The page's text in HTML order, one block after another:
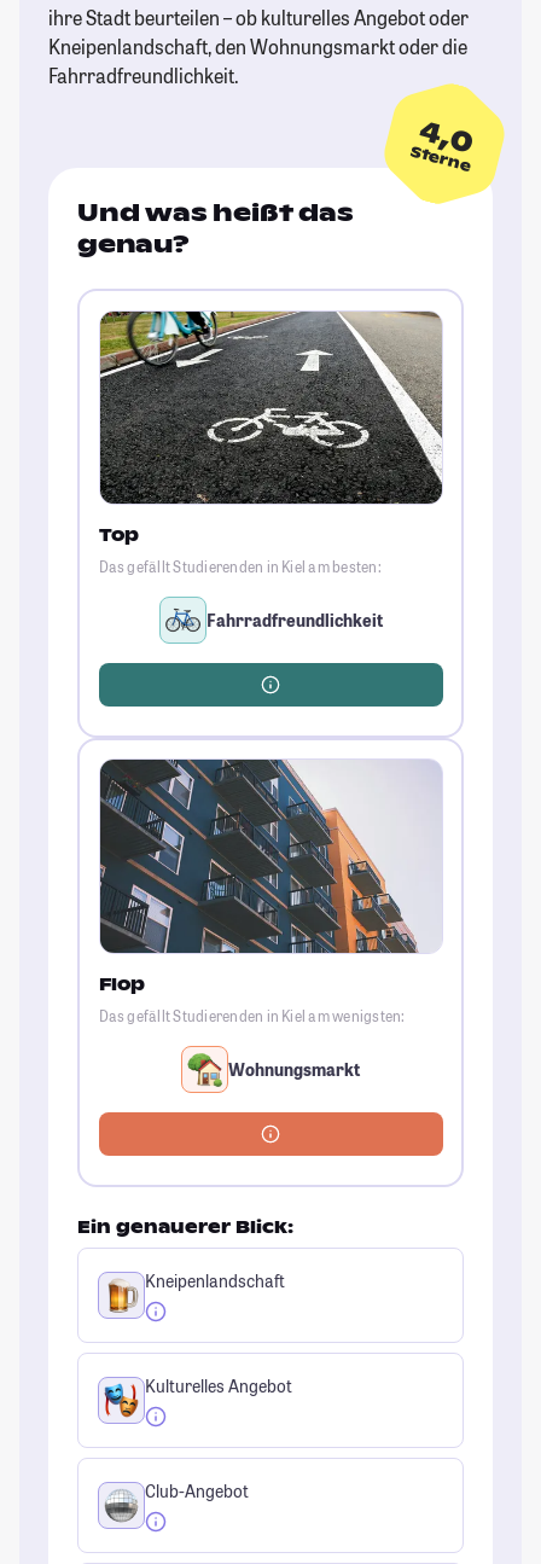
ihre Stadt beurteilen – ob kulturelles Angebot oder
Kneipenlandschaft, den Wohnungsmarkt oder die
Fahrradfreundlichkeit.
4,0
Sterne
Und was heißt das
genau?
Top
Das gefällt Studierenden in Kiel am besten:
Fahrradfreundlichkeit
Flop
Das gefällt Studierenden in Kiel am wenigsten:
Wohnungsmarkt
Ein genauerer Blick:
Kneipenlandschaft
Kulturelles Angebot
Club-Angebot